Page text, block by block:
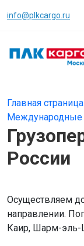
info@plkcargo.ru
Главная страница
Международные
России
Осуществляем
направлении.
Каир, Шарм-эль-